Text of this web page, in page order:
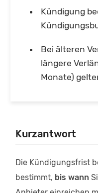
Kündigung
Bei älteren
längere
Monate)
Kurzantwort
Die Kündigungsfrist
bestimmt, bis wann